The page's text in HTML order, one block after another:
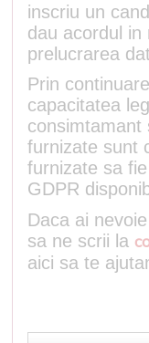
inscriu un
dau acordul in
prelucrarea
Prin
capacitatea
consimtamant
furnizate sunt
furnizate sa
GDPR
Daca ai
sa ne scrii la
aici sa te